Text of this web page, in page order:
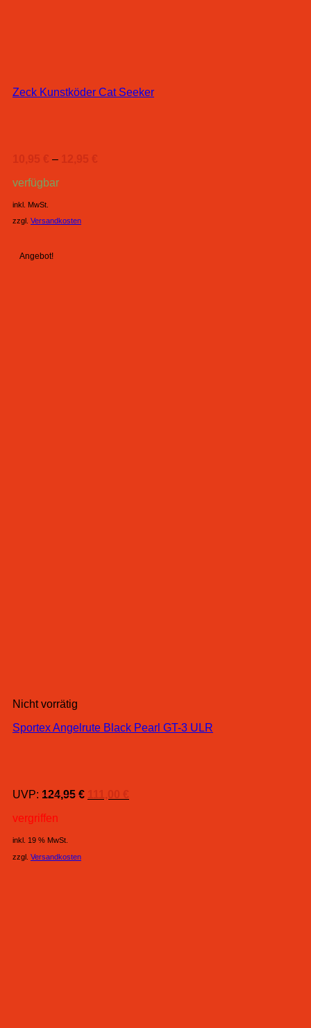
Zeck Kunstköder Cat Seeker
10,95 € – 12,95 €
verfügbar
inkl. MwSt.
zzgl. Versandkosten
Angebot!
Nicht vorrätig
Sportex Angelrute Black Pearl GT-3 ULR
UVP: 124,95€ Ursprünglicher
111,00 €
vergriffen
inkl. 19 % MwSt.
zzgl. Versandkosten